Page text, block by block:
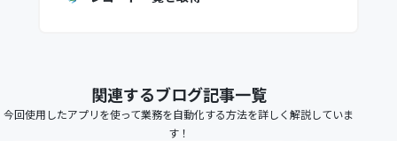
関連するブログ記事一覧
今回使用したアプリを使って業務を自動化する方法を詳しく解説していま
す！